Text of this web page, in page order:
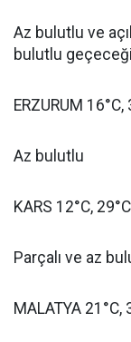
Az bulutlu ve
bulutlu
ERZURUM 16°C,
Az bulutlu
KARS 12°C, 29°C
Parçalı ve az
MALATYA 21°C,